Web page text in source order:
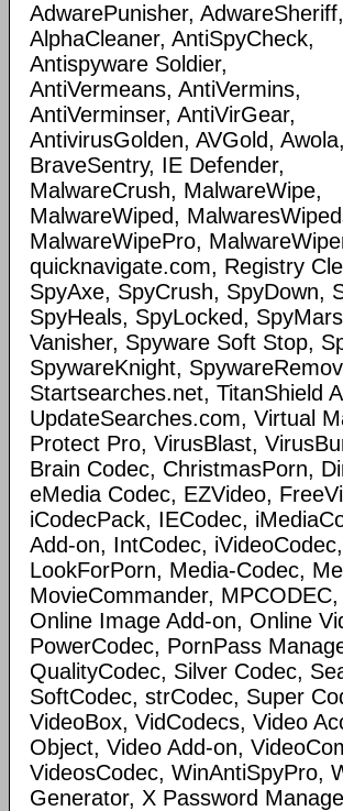
AdwarePunisher, AdwareSheriff,
AlphaCleaner, AntiSpyCheck,
Antispyware Soldier,
AntiVermeans, AntiVermins,
AntiVerminser, AntiVirGear,
AntivirusGolden, AVGold, Awola,
BraveSentry, IE Defender,
MalwareCrush, MalwareWipe,
MalwareWiped,
MalwareWipePro,
quicknavigate.com, Registry
SpyAxe, SpyCrush, SpyDown,
SpyHeals, SpyLocked,
Vanisher, Spyware Soft Stop,
SpywareKnight,
Startsearches.net, TitanShield
UpdateSearches.com, Virtual
Protect Pro, VirusBlast,
Brain Codec, ChristmasPorn,
eMedia Codec, EZVideo,
iCodecPack, IECodec,
Add-on, IntCodec,
LookForPorn, Media-Codec,
MovieCommander,
Online Image Add-on, Online
PowerCodec, PornPass
QualityCodec, Silver Codec,
SoftCodec, strCodec, Super
VideoBox, VidCodecs, Video
Object, Video Add-on,
VideosCodec, WinAntiSpyPro,
Generator, X Password